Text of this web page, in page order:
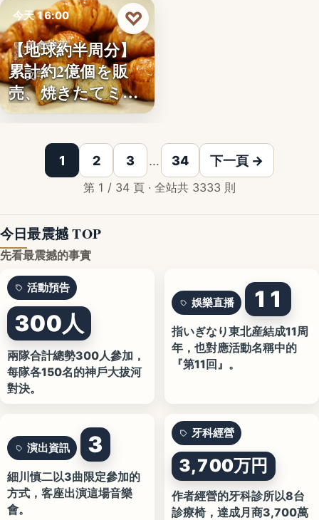
文字
今天 16:00
美食快報
文字
【地球約半周分】
累計約2億個を販
売、焼きたてミニ
クロワッ…
♡
1 2 3 … 34 下一頁 →
第 1 / 34 頁 · 全站共 3333 則
今日最震撼 TOP
先看最震撼的事實
活動預告
300人
兩隊合計總勢300人參加，
每隊各150名的神戶大拔河
對決。
娛樂直播 11
指いぎなり東北産結成11周
年，也對應活動名稱中的
『第11回』。
演出資訊 3
細川慎二以3曲限定參加的
方式，客座出演這場音樂
會。
牙科經營
3,700万円
作者經營的牙科診所以8台
診療椅，達成月商3,700萬